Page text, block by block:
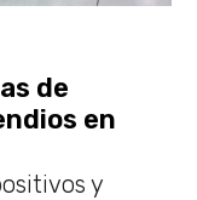
de
en
y